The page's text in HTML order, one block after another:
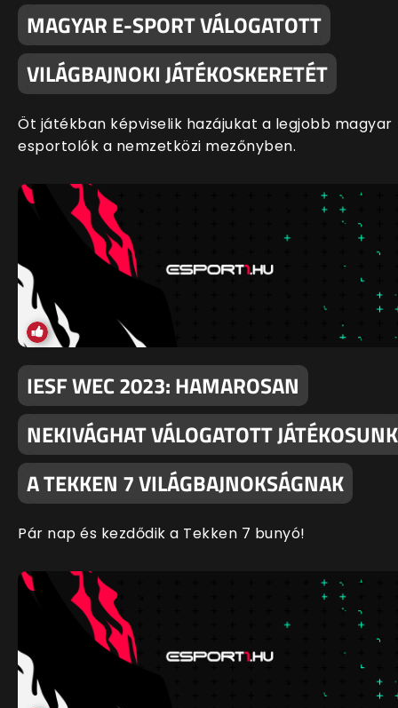
MAGYAR E-SPORT VÁLOGATOTT
VILÁGBAJNOKI JÁTÉKOSKERETÉT
Öt játékban képviselik hazájukat a legjobb magyar
esportolók a nemzetközi mezőnyben.
IESF WEC 2023: HAMAROSAN
NEKIVÁGHAT VÁLOGATOTT JÁTÉKOSUNK
A TEKKEN 7 VILÁGBAJNOKSÁGNAK
Pár nap és kezdődik a Tekken 7 bunyó!